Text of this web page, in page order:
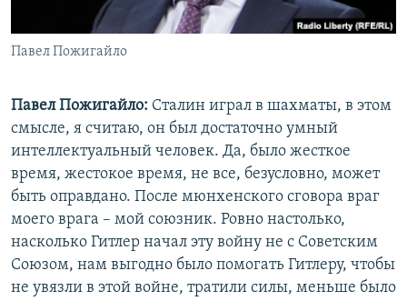
Павел Пожигайло
Павел Пожигайло: Сталин играл в шахматы, в этом
смысле, я считаю, он был достаточно умный
интеллектуальный человек. Да, было жесткое
время, жестокое время, не все, безусловно, может
быть оправдано. После мюнхенского сговора враг
моего врага – мой союзник. Ровно настолько,
насколько Гитлер начал эту войну не с Советским
Союзом, нам выгодно было помогать Гитлеру, чтобы
не увязли в этой войне, тратили силы, меньше было